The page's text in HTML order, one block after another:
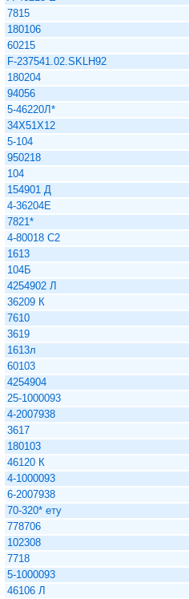
7815
180106
60215
F-237541.02.SKLH92
180204
94056
5-46220Л*
34X51X12
5-104
950218
104
154901 Д
4-36204Е
7821*
4-80018 С2
1613
104Б
4254902 Л
36209 К
7610
3619
1613л
60103
4254904
25-1000093
4-2007938
3617
180103
46120 К
4-1000093
6-2007938
70-320* ету
778706
102308
7718
5-1000093
46106 Л